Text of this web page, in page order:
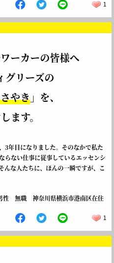
1
ーカーの皆様へ
グリーズの
やき 」を、
ます。
3年目になりました。そのなかで私た
らない仕事に従事しているエッセンシ
んな人たちに、ほんの一瞬ですが、こ
性 無職 神奈川県横浜市港南区在住
1